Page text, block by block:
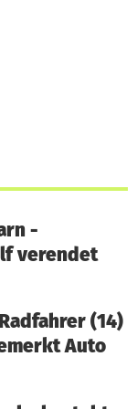
-
verendet
(14)
Auto